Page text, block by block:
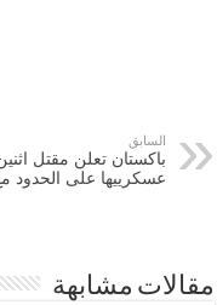
السابق
باكستان تعلن مقتل
عسكرييها على الحدود
مقالات مشابهة